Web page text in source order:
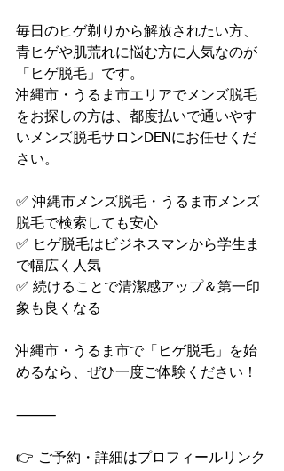
毎日のヒゲ剃りから解放されたい方、
青ヒゲや肌荒れに悩む方に人気なのが
「ヒゲ脱毛」です。
沖縄市・うるま市エリアでメンズ脱毛
をお探しの方は、都度払いで通いやす
いメンズ脱毛サロンDENにお任せくだ
さい。
✅ 沖縄市メンズ脱毛・うるま市メンズ
脱毛で検索しても安心
✅ ヒゲ脱毛はビジネスマンから学生ま
で幅広く人気
✅ 続けることで清潔感アップ＆第一印
象も良くなる
沖縄市・うるま市で「ヒゲ脱毛」を始
めるなら、ぜひ一度ご体験ください！
⸻
👉 ご予約・詳細はプロフィールリンク